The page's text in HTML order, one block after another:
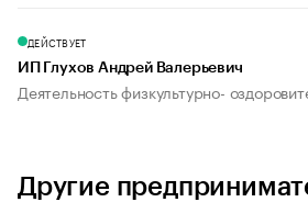
ДЕЙСТВУЕТ
ИП Глухов Андрей Валерьевич
Деятельность физкультурно-
Другие